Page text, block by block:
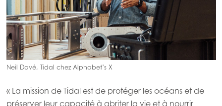
Mowi Spain
Mowi Turkey
Americas
Neil Davé, Tidal chez Alphabet’s X
« La mission de Tidal est de protéger les océans et de
préserver leur capacité à abriter la vie et à nourrir